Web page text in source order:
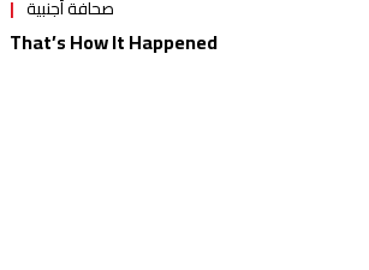
صحافة أجنبية
That’s How It Happened